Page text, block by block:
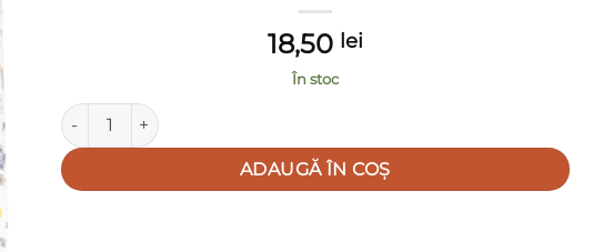
18,50 lei
În stoc
Cantitate Pelinca/Scutec din finet subtire, 80x80 cm (Bumbac 100%,
ADAUGĂ ÎN COȘ